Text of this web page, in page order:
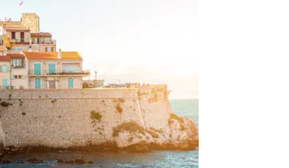
oder erkunde die Ergebnisse durch Berühren oder Wischgesten.